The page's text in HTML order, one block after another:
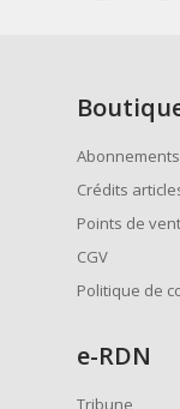
Abonnements
Crédits
Points de
CGV
Politique de
e-RDN
Tribune